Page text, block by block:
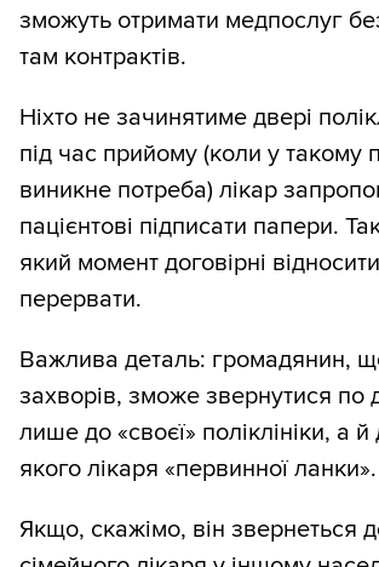
зможуть отримати медпослуг
там контрактів.
Ніхто не зачинятиме двері
під час прийому (коли у такому
виникне потреба) лікар
пацієнтові підписати папери.
який момент договірні
перервати.
Важлива деталь: громадянин,
захворів, зможе звернутися по
лише до «своєї» поліклініки, а
якого лікаря «первинної ланки».
Якщо, скажімо, він звернеться